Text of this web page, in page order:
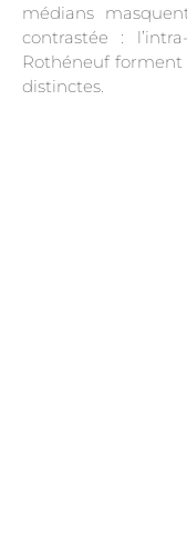
médians
contrastée :
Rothéneuf
distinctes.